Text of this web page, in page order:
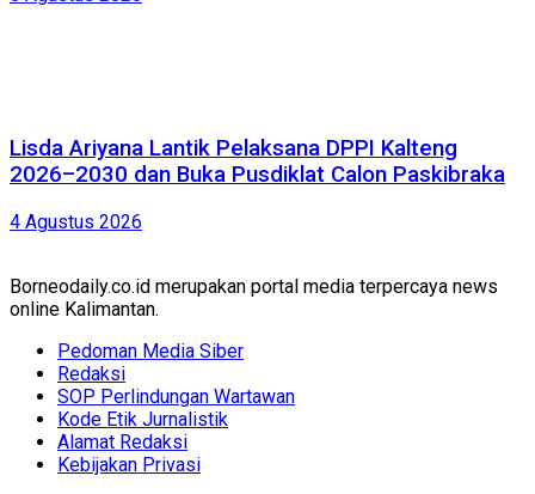
Lisda Ariyana Lantik Pelaksana DPPI Kalteng
2026–2030 dan Buka Pusdiklat Calon Paskibraka
4 Agustus 2026
Borneodaily.co.id merupakan portal media terpercaya news
online Kalimantan.
Pedoman Media Siber
Redaksi
SOP Perlindungan Wartawan
Kode Etik Jurnalistik
Alamat Redaksi
Kebijakan Privasi